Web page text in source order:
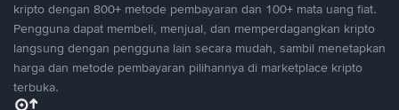
kripto dengan 800+ metode pembayaran dan 100+ mata uang fiat.
Pengguna dapat membeli, menjual, dan memperdagangkan kripto
langsung dengan pengguna lain secara mudah, sambil menetapkan
harga dan metode pembayaran pilihannya di marketplace kripto
terbuka.